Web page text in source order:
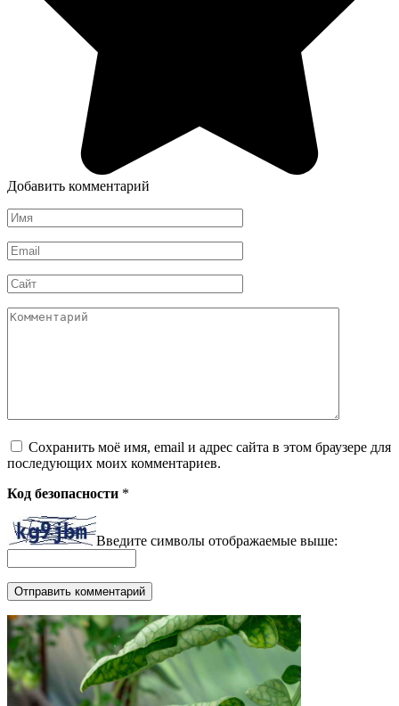
Добавить комментарий
Имя
*
Email
*
Сайт
Комментарий
Сохранить моё имя, email и адрес сайта в этом браузере для
последующих моих комментариев.
Код безопасности *
Введите символы отображаемые выше: